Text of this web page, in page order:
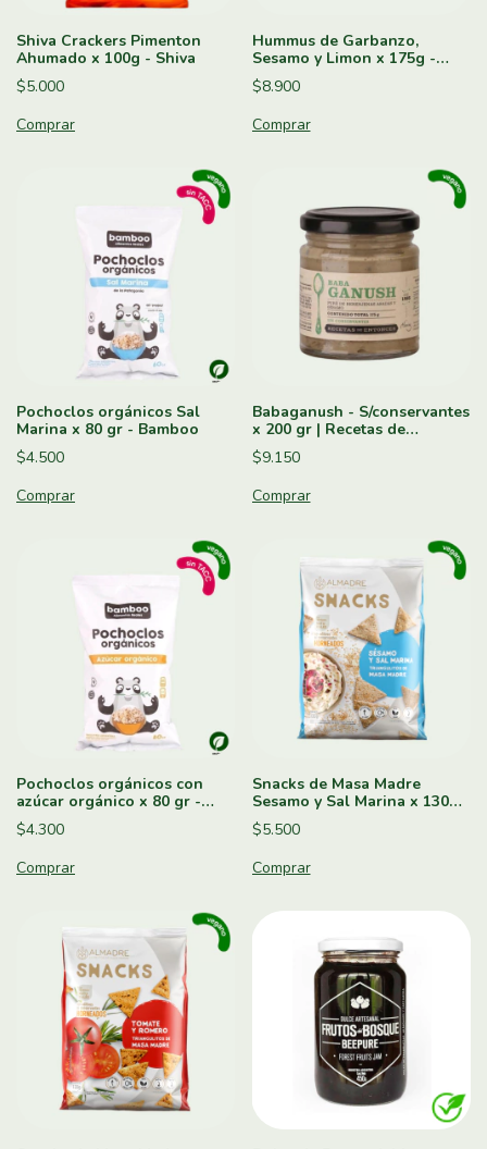
Shiva Crackers Pimenton
Ahumado x 100g - Shiva
$5.000
Hummus de Garbanzo,
Sesamo y Limon x 175g -
Recetas de Entonces
$8.900
Pochoclos orgánicos Sal
Marina x 80 gr - Bamboo
$4.500
Babaganush - S/conservantes
x 200 gr | Recetas de
Entonces
$9.150
Pochoclos orgánicos con
azúcar orgánico x 80 gr -
Bamboo
$4.300
Snacks de Masa Madre
Sesamo y Sal Marina x 130g -
Almadre
$5.500